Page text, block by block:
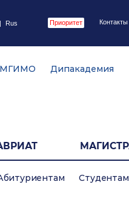
| Rus Приоритет Контакты
Дипакадемия
Студентам